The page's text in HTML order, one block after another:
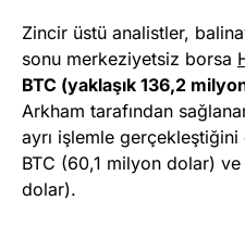
Zincir üstü analistler,
sonu merkeziyetsiz borsa
BTC (yaklaşık 136,2
Arkham tarafından
ayrı işlemle gerçekleştiğini
BTC (60,1 milyon dolar)
dolar).